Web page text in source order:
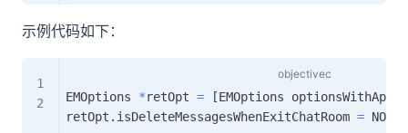
示例代码如下：
EMOptions *retOpt = [EMOptions
retOpt . isDeleteMessagesWhenExitChatRoom = NO